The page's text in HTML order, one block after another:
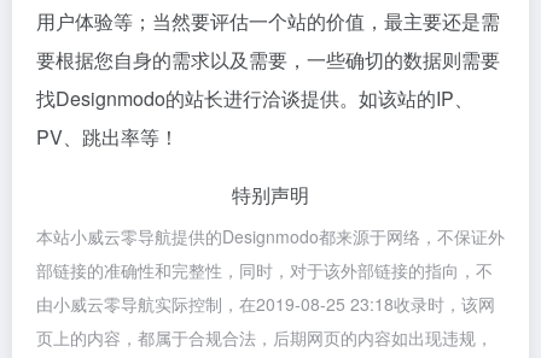
用户体验等；当然要评估一个站的价值，最主要还是需
要根据您自身的需求以及需要，一些确切的数据则需要
找Designmodo的站长进行洽谈提供。如该站的IP、
PV、跳出率等！
特别声明
本站小威云零导航提供的Designmodo都来源于网络，不保证外
部链接的准确性和完整性，同时，对于该外部链接的指向，不
由小威云零导航实际控制，在2019-08-25 23:18收录时，该网
页上的内容，都属于合规合法，后期网页的内容如出现违规，